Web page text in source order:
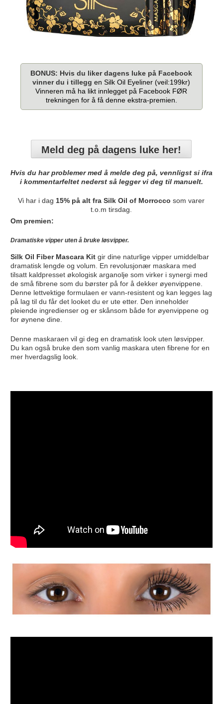
BONUS: Hvisdu liker dagens luke på Facebook
vinner du i tillegg en Silk Oil Eyeliner (veil:199kr)
Vinneren må ha likt innlegget på Facebook FØR
trekningen for å få denne ekstra-premien.
Meld deg på dagens luke her!
Hvis du har problemer med å melde deg på, vennligst si ifra
i kommentarfeltet nederst så legger vi deg til manuelt.
Vi har i dag 15% på alt fra Silk Oil of Morrocco som varer
t.o.m tirsdag.
Om premien:
Dramatiske vipper uten å bruke løsvipper.
Silk Oil Fiber Mascara Kitgir dine naturlige vipper umiddelbar
dramatisk lengde og volum. En revolusjonær maskara med
tilsatt kaldpresset økologisk arganolje som virker i synergi med
de små fibrene som du børster på for å dekker øyenvippene.
Denne lettvektige formulaen er vann-resistent og kan legges lag
på lag til du får det looket du er ute etter. Den inneholder
pleiende ingredienser og er skånsom både for øyenvippene og
for øynene dine.
Denne maskaraen vil gi deg en dramatisk look uten løsvipper.
Du kan også bruke den som vanlig maskara uten fibrene for en
mer hverdagslig look.